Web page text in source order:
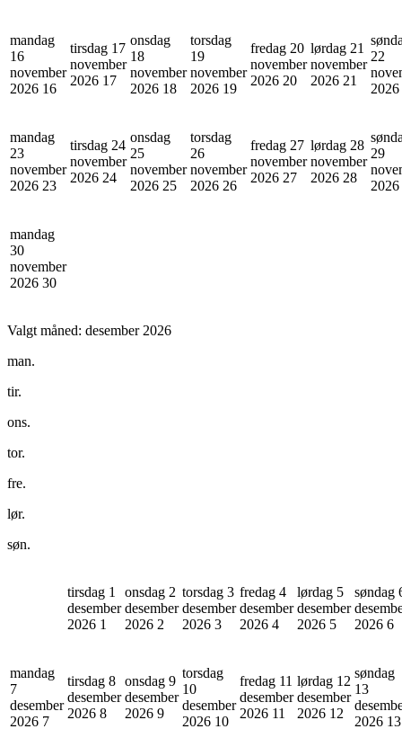
mandag
16
november
2026 16
tirsdag 17
november
2026 17
onsdag
18
november
2026 18
torsdag
19
november
2026 19
fredag 20
november
2026 20
lørdag 21
november
2026 21
22
2026
mandag
23
november
2026 23
tirsdag 24
november
2026 24
onsdag
25
november
2026 25
torsdag
26
november
2026 26
fredag 27
november
2026 27
lørdag 28
november
2026 28
29
2026
mandag
30
november
2026 30
Valgt måned: desember 2026
man.
tir.
ons.
tor.
fre.
lør.
søn.
tirsdag 1
desember
2026 1
onsdag 2
desember
2026 2
torsdag 3
desember
2026 3
fredag 4
desember
2026 4
lørdag 5
desember
2026 5
søndag
2026 6
mandag
7
desember
2026 7
tirsdag 8
desember
2026 8
onsdag 9
desember
2026 9
torsdag
10
desember
2026 10
fredag 11
desember
2026 11
lørdag 12
desember
2026 12
søndag
13
2026 13